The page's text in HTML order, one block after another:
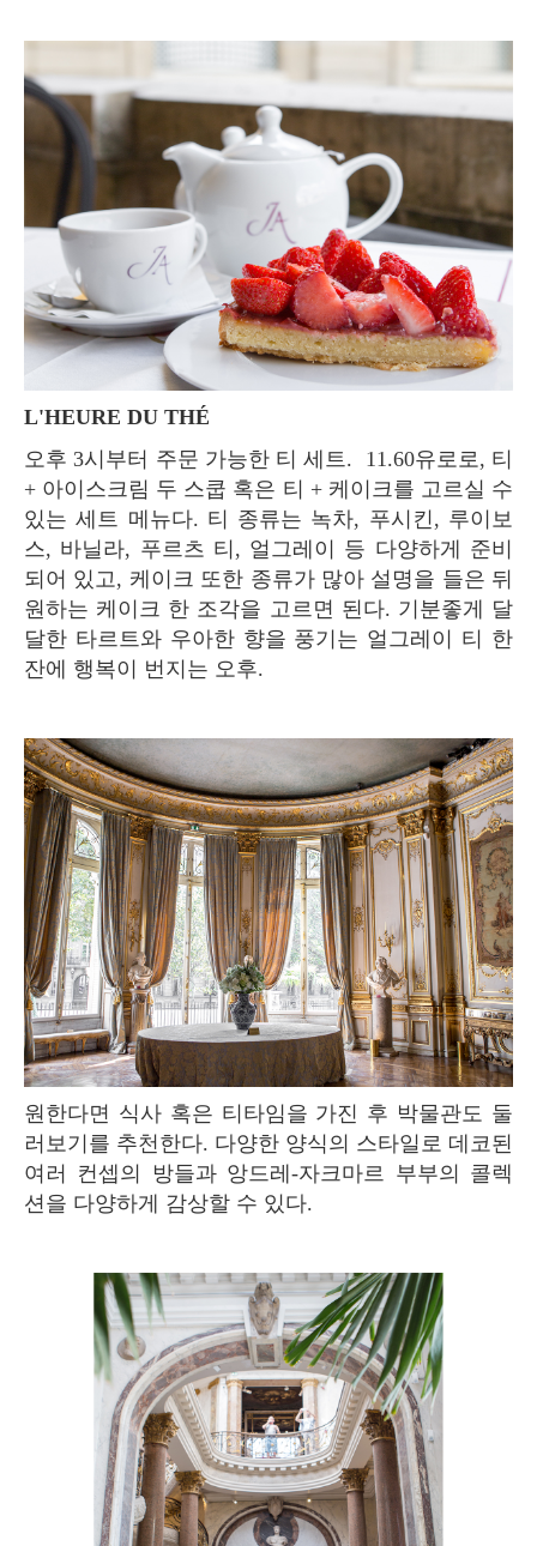
L'HEURE DU THÉ
오후 3시부터 주문 가능한 티 세트. 11.60유로로, 티
+ 아이스크림 두 스쿱 혹은 티 + 케이크를 고르실 수
있는 세트 메뉴다. 티 종류는 녹차, 푸시킨, 루이보
스, 바닐라, 푸르츠 티, 얼그레이 등 다양하게 준비
되어 있고, 케이크 또한 종류가 많아 설명을 들은 뒤
원하는 케이크 한 조각을 고르면 된다. 기분좋게 달
달한 타르트와 우아한 향을 풍기는 얼그레이 티 한
잔에 행복이 번지는 오후.
원한다면 식사 혹은 티타임을 가진 후 박물관도 둘
러보기를 추천한다. 다양한 양식의 스타일로 데코된
여러 컨셉의 방들과 앙드레-자크마르 부부의 콜렉
션을 다양하게 감상할 수 있다.